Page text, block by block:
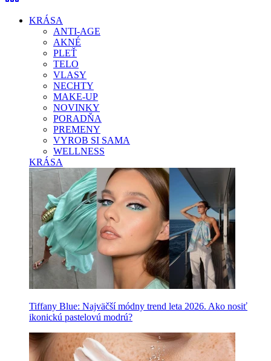
KRÁSA
ANTI-AGE
AKNÉ
PLEŤ
TELO
VLASY
NECHTY
MAKE-UP
NOVINKY
PORADŇA
PREMENY
VYROB SI SAMA
WELLNESS
KRÁSA
Tiffany Blue: Najväčší módny trend leta 2026. Ako nosiť
ikonickú pastelovú modrú?